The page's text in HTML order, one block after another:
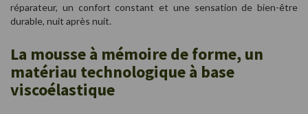
réparateur, un confort constant et une sensation de bien-être
durable, nuit après nuit.
La mousse à mémoire de forme, un
matériau technologique à base
viscoélastique